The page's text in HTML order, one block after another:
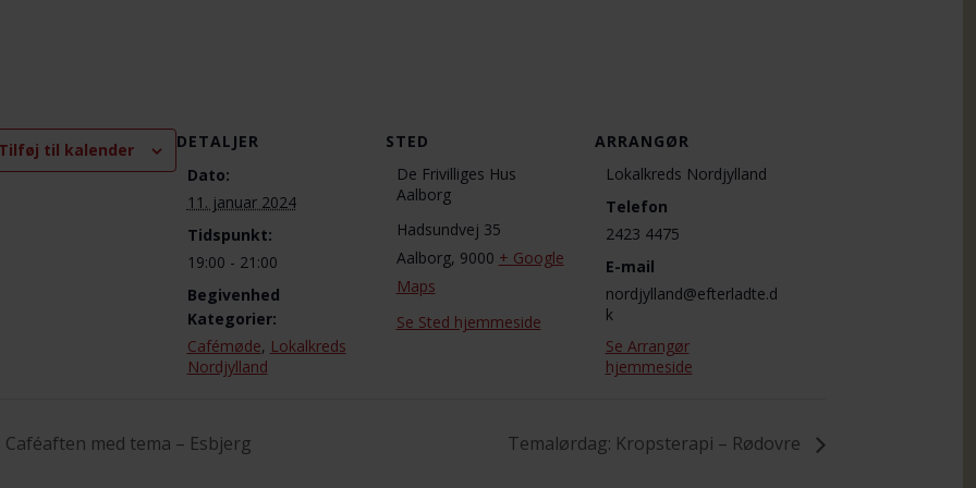
til kalender
DETALJER
Dato:
11. januar 2024
Tidspunkt:
19:00 - 21:00
Begivenhed
Kategorier:
Cafémøde, Lokalkreds
Nordjylland
STED
De Frivilliges Hus
Aalborg
Hadsundvej 35
Aalborg, 9000 + Google
Maps
Se Sted hjemmeside
ARRANGØR
Lokalkreds Nordjylland
Telefon
2423 4475
E-mail
nordjylland@efterladte.d
k
Se Arrangør
hjemmeside
Caféaften med tema – Esbjerg Temalørdag: Kropsterapi – Rødovre